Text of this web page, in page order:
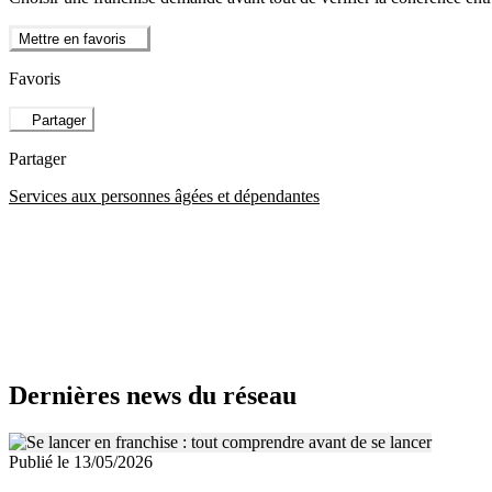
Mettre en favoris
Favoris
Partager
Partager
Services aux personnes âgées et dépendantes
Dernières news du réseau
Publié le 13/05/2026